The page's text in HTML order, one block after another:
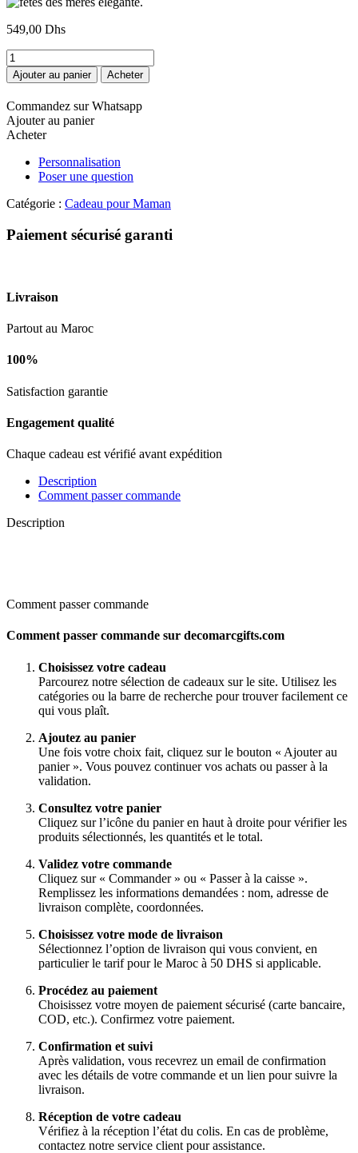
549,00 Dhs
quantité
de
fêtes
des
mères
élégante.
Ajouter au panier Acheter
Commandez sur Whatsapp
Ajouter au panier
Acheter
Personnalisation
Poser une question
Catégorie : Cadeau pour Maman
Paiement sécurisé garanti
Livraison
Partout au Maroc
100%
Satisfaction garantie
Engagement qualité
Chaque cadeau est vérifié avant expédition
Description
Comment passer commande
Description
Comment passer commande
Comment passer commande sur decomarcgifts.com
Choisissez votre cadeau
Parcourez notre sélection de cadeaux sur le site. Utilisez les
catégories ou la barre de recherche pour trouver facilement ce
qui vous plaît.
Ajoutez au panier
Une fois votre choix fait, cliquez sur le bouton « Ajouter au
panier ». Vous pouvez continuer vos achats ou passer à la
validation.
Consultez votre panier
Cliquez sur l’icône du panier en haut à droite pour vérifier les
produits sélectionnés, les quantités et le total.
Validez votre commande
Cliquez sur « Commander » ou « Passer à la caisse ».
Remplissez les informations demandées : nom, adresse de
livraison complète, coordonnées.
Choisissez votre mode de livraison
Sélectionnez l’option de livraison qui vous convient, en
particulier le tarif pour le Maroc à 50 DHS si applicable.
Procédez au paiement
Choisissez votre moyen de paiement sécurisé (carte bancaire,
COD, etc.). Confirmez votre paiement.
Confirmation et suivi
Après validation, vous recevrez un email de confirmation
avec les détails de votre commande et un lien pour suivre la
livraison.
Réception de votre cadeau
Vérifiez à la réception l’état du colis. En cas de problème,
contactez notre service client pour assistance.